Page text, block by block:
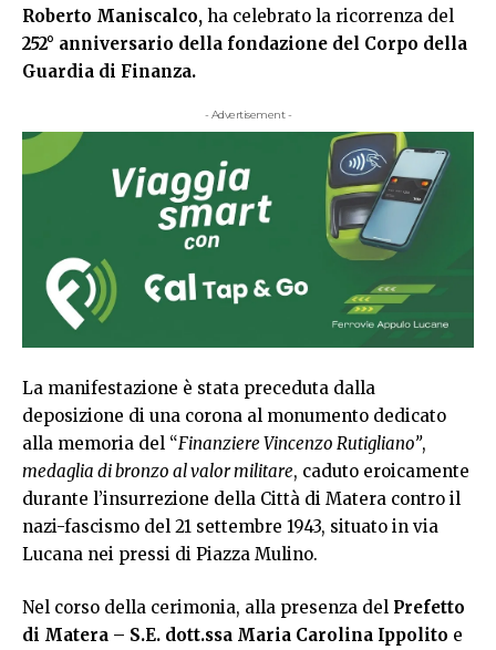
Roberto Maniscalco, ha celebrato la ricorrenza del
252° anniversario della fondazione del Corpo della
Guardia di Finanza.
- Advertisement -
La manifestazione è stata preceduta dalla
deposizione di una corona al monumento dedicato
alla memoria del “Finanziere Vincenzo Rutigliano”,
medaglia di bronzo al valor militare, caduto eroicamente
durante l’insurrezione della Città di Matera contro il
nazi-fascismo del 21 settembre 1943, situato in via
Lucana nei pressi di Piazza Mulino.
Nel corso della cerimonia, alla presenza del Prefetto
di Matera – S.E. dott.ssa Maria Carolina Ippolito e